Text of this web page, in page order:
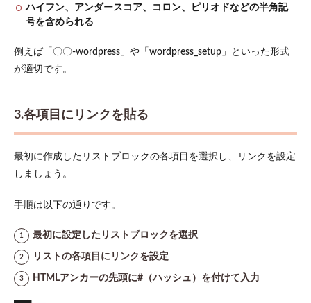
ハイフン、アンダースコア、コロン、ピリオドなどの半角記
号を含められる
例えば「〇〇-wordpress」や「wordpress_setup」といった形式
が適切です。
3.各項目にリンクを貼る
最初に作成したリストブロックの各項目を選択し、リンクを設定
しましょう。
手順は以下の通りです。
最初に設定したリストブロックを選択
リストの各項目にリンクを設定
HTMLアンカーの先頭に#（ハッシュ）を付けて入力